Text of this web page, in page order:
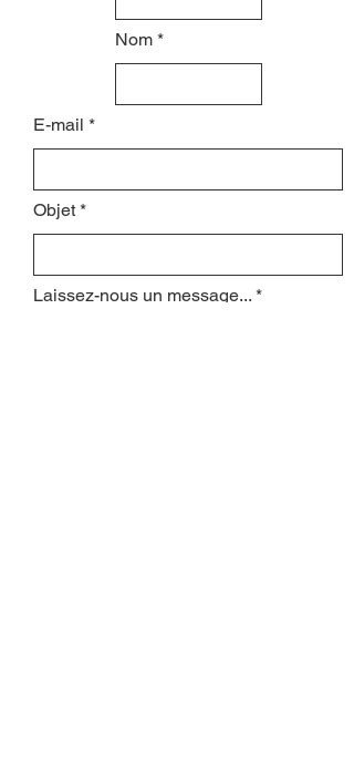
Nom
E-mail
Objet
Laissez-nous un message...